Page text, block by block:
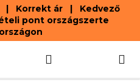
Korrekt ár | Kedvező
pont országszerte
KOSÁR